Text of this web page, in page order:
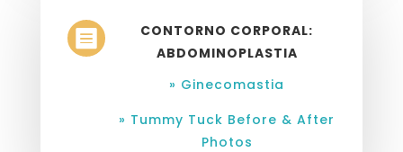

CONTORNO CORPORAL:
ABDOMINOPLASTIA
» Ginecomastia
» Tummy Tuck Before & After
Photos